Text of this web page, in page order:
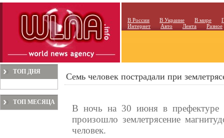
В России В Украине В мире
Интернет
Авто Лента Разное
ТОП ДНЯ
ТОП МЕСЯЦА
Семь человек пострадали при
В ночь на 30 июня в префектуре
произошло землетрясение
человек.